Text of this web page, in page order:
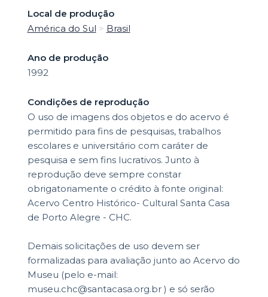
Local de produção
América do Sul > Brasil
Ano de produção
1992
Condições de reprodução
O uso de imagens dos objetos e do acervo é
permitido para fins de pesquisas, trabalhos
escolares e universitário com caráter de
pesquisa e sem fins lucrativos. Junto à
reprodução deve sempre constar
obrigatoriamente o crédito à fonte original:
Acervo Centro Histórico- Cultural Santa Casa
de Porto Alegre - CHC.
Demais solicitações de uso devem ser
formalizadas para avaliação junto ao Acervo do
Museu (pelo e-mail:
museu.chc@santacasa.org.br ) e só serão